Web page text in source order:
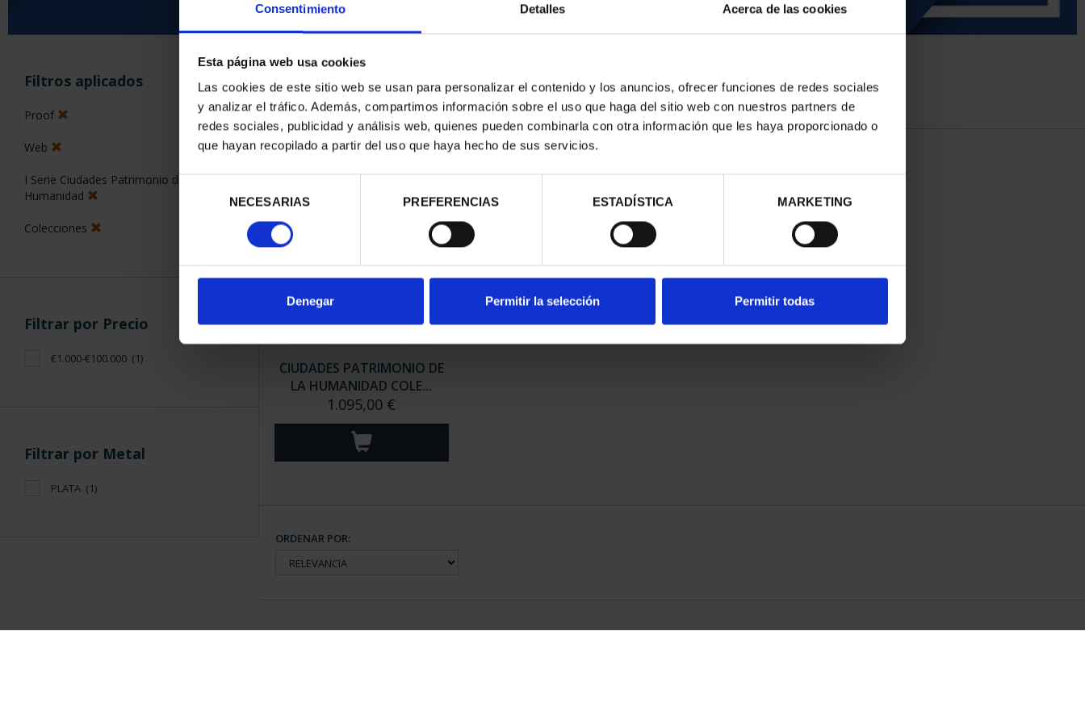
Consentimiento Detalles Acerca de las cookies
Esta página web usa cookies
Las cookies de este sitio web se usan para personalizar el contenido y los anuncios, ofrecer funciones de redes sociales
y analizar el tráfico. Además, compartimos información sobre el uso que haga del sitio web con nuestros partners de
redes sociales, publicidad y análisis web, quienes pueden combinarla con otra información que les haya proporcionado o
que hayan recopilado a partir del uso que haya hecho de sus servicios.
consentimiento
NECESARIAS PREFERENCIAS ESTADÍSTICA MARKETING
Denegar Permitir la selección Permitir todas
Filtros aplicados
Proof
Web
I Serie Ciudades Patrimonio de la
Humanidad
Colecciones
Filtrar por Precio
€1.000-€100.000 (1)
Filtrar por Metal
PLATA (1)
ORDENAR POR:
1 Productos encontrados
CIUDADES PATRIMONIO DE
LA HUMANIDAD COLE...
1.095,00 €
ORDENAR POR: